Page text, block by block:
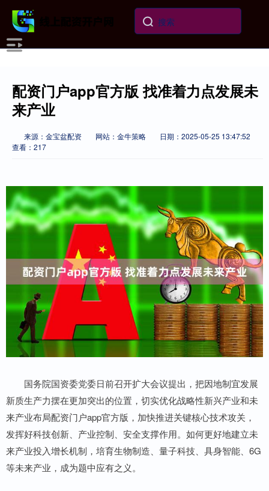
配资门户app官方版 找准着力点发展未
来产业
来源：金宝盆配资 网站：金牛策略
日期：2025-05-25 13:47:52
查看：217
国务院国资委党委日前召开扩大会议提出，把因地制宜发展
新质生产力摆在更加突出的位置，切实优化战略性新兴产业和未
来产业布局配资门户app官方版，加快推进关键核心技术攻关，
发挥好科技创新、产业控制、安全支撑作用。如何更好地建立未
来产业投入增长机制，培育生物制造、量子科技、具身智能、6G
等未来产业，成为题中应有之义。